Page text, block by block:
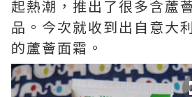
起熱潮，推出了很多含蘆
品。今次就收到出自意
的蘆薈面霜。